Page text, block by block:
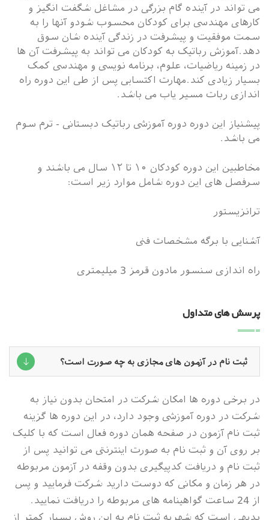
می تواند در آینده گام بزرگی در مشاغل شگفت انگیز و
کارهای مهندسی برای کودکان محسوب شودو آنها را به
سمت موفقیت و پیشرفت در زندگی آینده شان سوق
دهد.آموزش رباتیک به کودکان می تواند به پیشرفت آن ها
در زمینه ریاضیات، علوم، برنامه نویسی و مهندسی کمک
بسیار زیادی کند.مهارت اکتسابی پس از طی این دوره راه
اندازی ربات مسیر یاب می باشد.
پیشنیاز این دوره دوره آموزشی رباتیک دبستانی - ترم سوم
می باشد.
مخاطبین این دوره کودکان ۱۰ تا ۱۲ سال می باشند و
سرفصل های این دوره شامل موارد زیر است:
ترانزیستور
آشنایی با برگه مشخصات فنی
راه اندازی سنسور مادون قرمز 3 میلیمتری
پرسش های متداول
ثبت نام در آزمون های مجازی به چه صورت است؟
در برخی دوره ها امکان شرکت در امتحان بدون نیاز به
شرکت در دوره آموزشی وجود دارد، در این دوره ها گزینه
ثبت نام آزمون در صفحه همان دوره فعال است که با کلیک
بر روی آن و ثبت نام به صورت اینترنتی می توانید پس از
ثبت نام و دریافت کدپیگیری بدون وقفه در آزمون مربوطه
در هر زمان و مکانی که دوست دارید شرکت فرمایید و پس
از 24 ساعت گواهینامه های مربوطه را دریافت نمایید.
بدیهی است که شهریه ثبت نام به این روش بسیار کمتر از